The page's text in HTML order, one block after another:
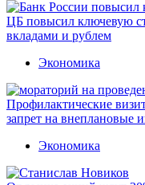
ЦБ повысил ключевую
вкладами и рублем
Экономика
Профилактические
запрет на внеплановые
Экономика